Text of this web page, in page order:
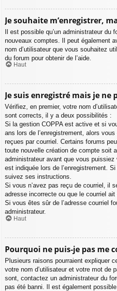
Je souhaite m’enregistrer,
Il est possible qu’un administrateur
nouveaux comptes. Il peut également
nom d’utilisateur que vous souhaitez
du forum pour obtenir de l’aide.
Haut
Je suis enregistré mais je ne
Vérifiez, en premier, votre nom
sont corrects, il y a deux possibilités :
Si la gestion COPPA est active et si
ans lors de l’enregistrement, alors
reçues par courriel. Certains forums
toute nouvelle création de compte soit
administrateur avant que vous
est indiquée lors de l’enregistrement.
suivez ses instructions.
Si vous n’avez pas reçu de courriel, il
adresse incorrecte ou que le courriel
Si vous êtes sûr de l’adresse courriel
administrateur.
Haut
Pourquoi ne puis-je pas me
Plusieurs raisons pourraient expliquer
votre nom d’utilisateur et votre mot de
sont, contactez un administrateur du
pas été banni. Il est également